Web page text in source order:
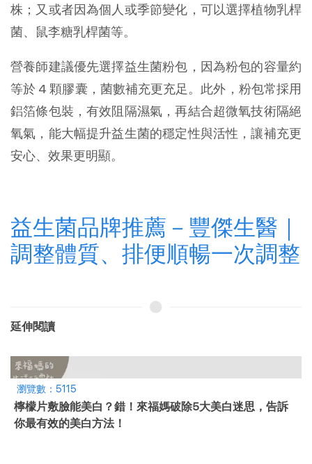
株；又或者因為個人或季節變化，可以選擇植物乳桿
菌、鼠李糖乳桿菌等。
營養師建議優先選擇益生菌粉包，因為粉包的容量約
等於 4 顆膠囊，菌數補充更充足。此外，粉包常採用
鋁箔條包裝，有效阻隔濕氣，再結合超微氧技術隔絕
氧氣，能大幅提升益生菌的穩定性與活性，讓補充更
安心、效果更明顯。
益生菌品牌推薦－豐傑生醫｜
調整體質、排便順暢一次調整
延伸閱讀
瀏覽數：6209
2026大豆異黃酮推薦！網友熱門12大品牌、價格，更年期
必看！